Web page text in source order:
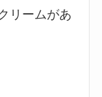
リームがあ